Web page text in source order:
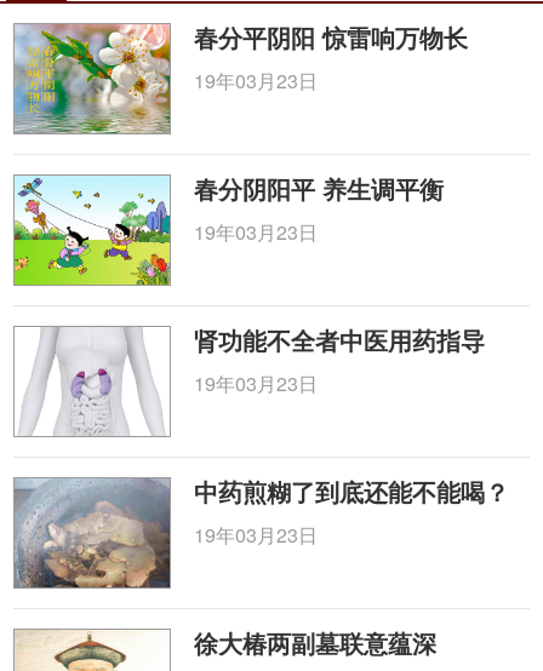
春分平阴阳 惊雷响万物长
19年03月23日
春分阴阳平 养生调平衡
19年03月23日
肾功能不全者中医用药指导
19年03月23日
中药煎糊了到底还能不能喝？
19年03月23日
徐大椿两副墓联意蕴深